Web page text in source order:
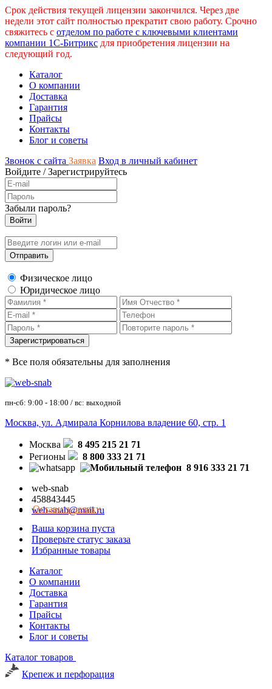
Срок действия текущей лицензии закончился. Через две
недели этот сайт полностью прекратит свою работу. Срочно
свяжитесь с отделом по работе с ключевыми клиентами
компании 1С-Битрикс для приобретения лицензии на
следующий год.
Каталог
О компании
Доставка
Гарантия
Прайсы
Контакты
Блог и советы
Звонок с сайта Заявка Вход в личный кабинет
Войдите /Зарегистрируйтесь
Забыли пароль?
Физическое лицо
Юридическое лицо
* Все поля обязательны для заполнения
пн-сб: 9:00 - 18:00 / вс: выходной
Москва, ул. Адмирала Корнилова владение 60, стр. 1
Москва
8 495 215 21 71
Регионы
8 800 333 21 71
8 916 333 21 71
web-snab
458843445
web-snab@mail.ru
Оставить заявку
Ваша корзина пуста
Проверьте статус заказа
Избранные товары
Каталог
О компании
Доставка
Гарантия
Прайсы
Контакты
Блог и советы
Каталог товаров
Крепеж и перфорация